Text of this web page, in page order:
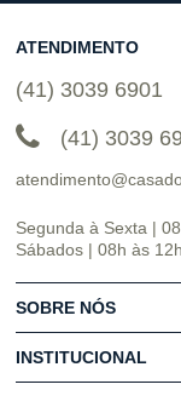
ATENDIMENTO
(41) 3039 6901
(41) 3039
Segunda à Sexta |
Sábados | 08h às 12h
SOBRE NÓS
INSTITUCIONAL